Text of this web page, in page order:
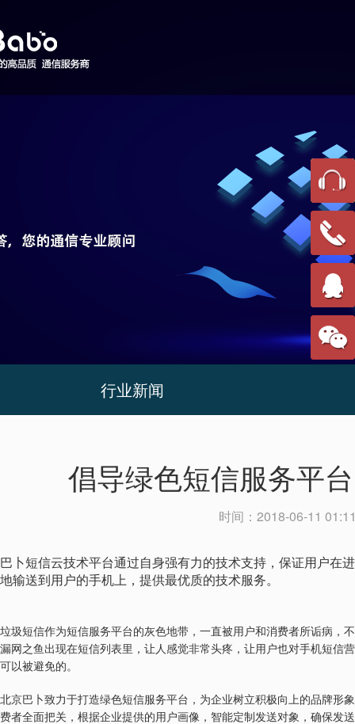
行业新闻
倡导绿色短信服务平
时间： 2018-06-11
巴卜短信云技术平台通过自身强有力的技术支持，保证用户在
地输送到用户的手机上，提供最优质的技术服务。
垃圾短信作为短信服务平台的灰色地带，一直被用户和消费者所诟病，
漏网之鱼出现在短信列表里，让人感觉非常头疼，让用户也对手机短信
可以被避免的。
北京巴卜致力于打造绿色短信服务平台，为企业树立积极向上的品牌形
费者全面把关，根据企业提供的用户画像，智能定制发送对象，确保发